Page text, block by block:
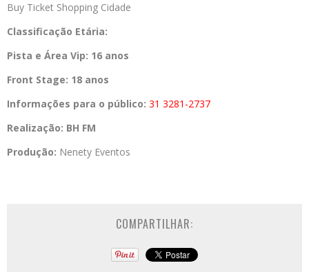
Buy Ticket Shopping Cidade
Classificação Etária:
Pista e Área Vip: 16 anos
Front Stage: 18 anos
Informações para o público: 31 3281-2737
Realização: BH FM
Produção: Nenety Eventos
COMPARTILHAR: